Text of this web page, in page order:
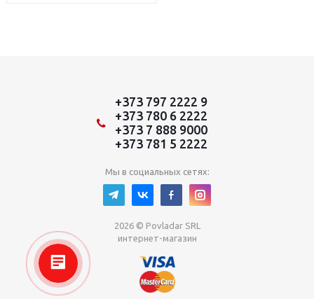
+373 797 2222 9
+373 780 6 2222
+373 7 888 9000
+373 781 5 2222
Мы в социальных сетях:
2026 © Povladar SRL
интернет-магазин